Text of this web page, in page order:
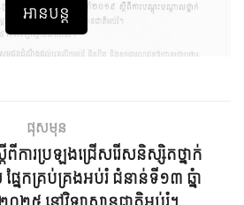
អានបន្ត
ផុសមុន
ារប្រឡងជ្រើសរើសនិស្សិតថ្នាក់
ផ្នែកគ្រប់គ្រងអប់រំ ជំនាន់ទី១៣ ឆ្នំា